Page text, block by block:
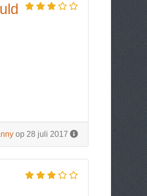
op 28 juli 2017